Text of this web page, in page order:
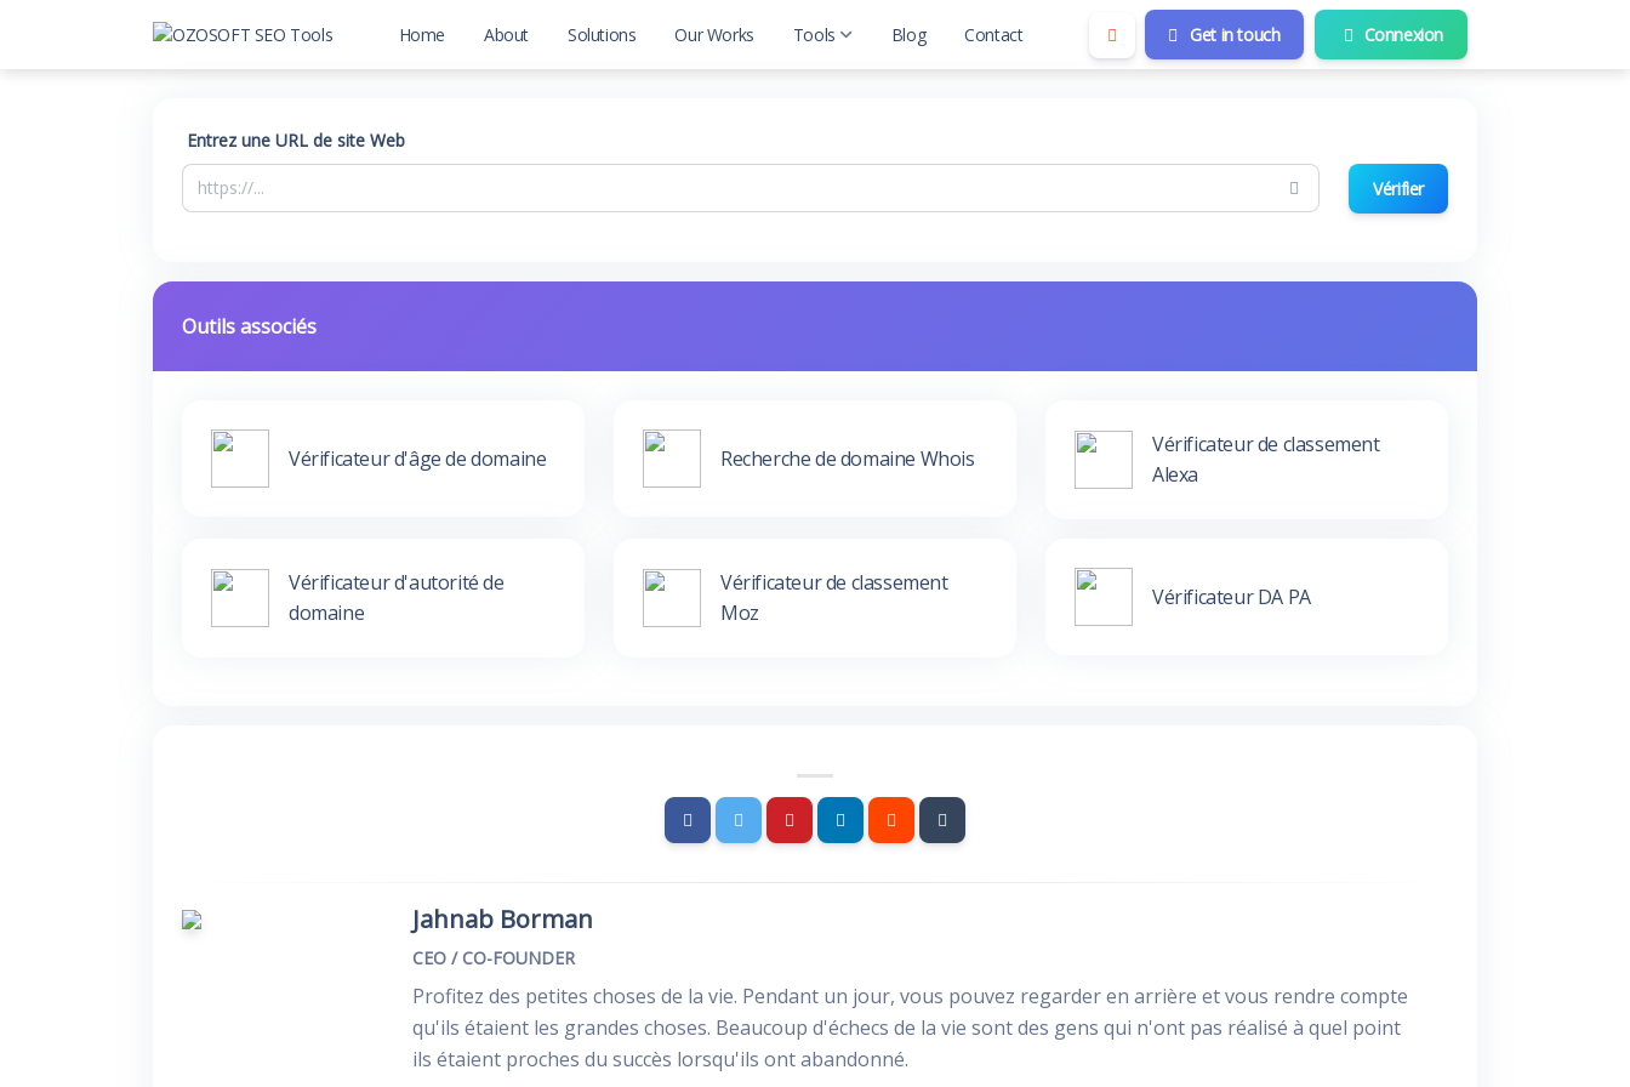
Home About Solutions Our Works Tools
Web Tools
Blog Contact Get in touch Connexion
Entrez une URL de site Web
Vérifier
Outils associés
Vérificateur d'âge de domaine Recherche de domaine Whois
Vérificateur de classement
Alexa
Vérificateur d'autorité de
domaine
Vérificateur de classement
Moz
Vérificateur DA PA
Jahnab Borman
CEO / CO-FOUNDER
Profitez des petites choses de la vie. Pendant un jour, vous pouvez regarder en arrière et vous rendre compte
qu'ils étaient les grandes choses. Beaucoup d'échecs de la vie sont des gens qui n'ont pas réalisé à quel point
ils étaient proches du succès lorsqu'ils ont abandonné.